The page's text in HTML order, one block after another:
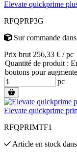
Elevate quickprime
RFQPRP3G
Sur commande
Prix brut 256,33 € / pc
Quantité de produit :
boutons pour
pc
Elevate quickprime
RFQPRIMTF1
Article en stock